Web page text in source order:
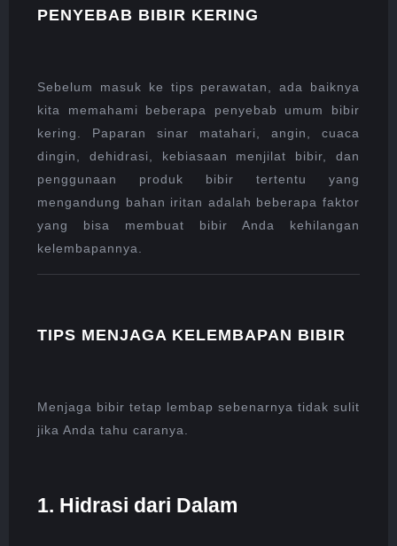
PENYEBAB BIBIR KERING
Sebelum masuk ke tips perawatan, ada baiknya
kita memahami beberapa penyebab umum bibir
kering. Paparan sinar matahari, angin, cuaca
dingin, dehidrasi, kebiasaan menjilat bibir, dan
penggunaan produk bibir tertentu yang
mengandung bahan iritan adalah beberapa faktor
yang bisa membuat bibir Anda kehilangan
kelembapannya.
TIPS MENJAGA KELEMBAPAN BIBIR
Menjaga bibir tetap lembap sebenarnya tidak sulit
jika Anda tahu caranya.
1. Hidrasi dari Dalam